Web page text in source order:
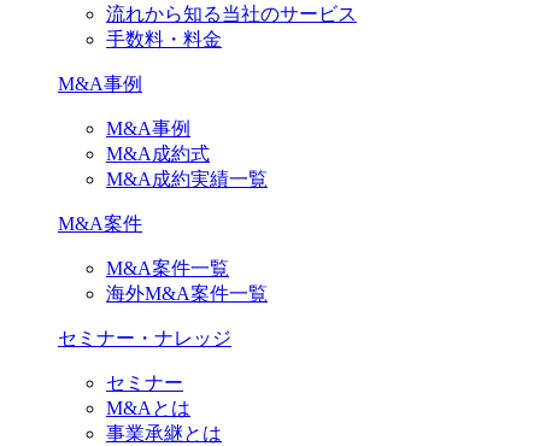
流れから知る当社のサービス
手数料・料金
M&A事例
M&A事例
M&A成約式
M&A成約実績一覧
M&A案件
M&A案件一覧
海外M&A案件一覧
セミナー・ナレッジ
セミナー
M&Aとは
事業承継とは